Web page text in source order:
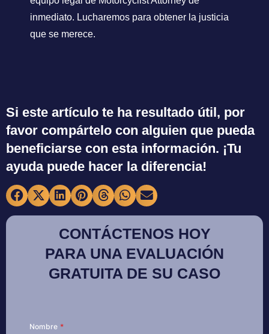
inmediato. Lucharemos para obtener la justicia
que se merece.
Si este artículo te ha resultado útil, por
favor compártelo con alguien que pueda
beneficiarse con esta información. ¡Tu
ayuda puede hacer la diferencia!
CONTÁCTENOS HOY
PARA UNA EVALUACIÓN
GRATUITA DE SU CASO